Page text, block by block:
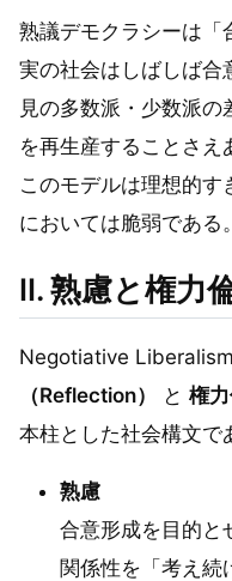
熟議デモクラシーは「
実の社会はしばしば合
見の多数派・少数派
を再生産することさえ
このモデルは理想的す
においては脆弱である。
Ⅱ. 熟慮と権力
Negotiative Liberalism
（Reflection）
と 権
本柱とした社会構文で
熟慮
合意形成を目的と
関係性を「考え続